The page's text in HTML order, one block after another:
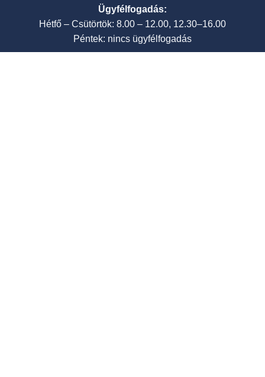
Ügyfélfogadás:
Hétfő – Csütörtök: 8.00 – 12.00, 12.30–16.00
Péntek: nincs ügyfélfogadás